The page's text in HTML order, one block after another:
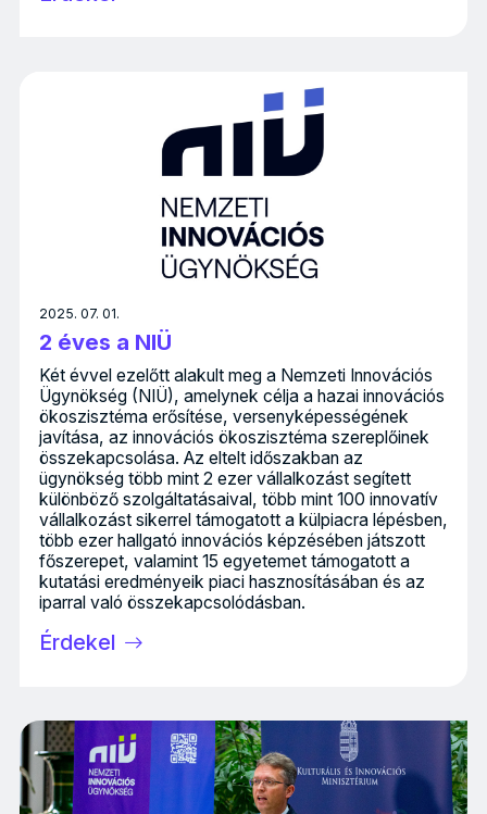
2025. 07. 01.
2 éves a NIÜ
Két évvel ezelőtt alakult meg a Nemzeti Innovációs
Ügynökség (NIÜ), amelynek célja a hazai innovációs
ökoszisztéma erősítése, versenyképességének
javítása, az innovációs ökoszisztéma szereplőinek
összekapcsolása. Az eltelt időszakban az
ügynökség több mint 2 ezer vállalkozást segített
különböző szolgáltatásaival, több mint 100 innovatív
vállalkozást sikerrel támogatott a külpiacra lépésben,
több ezer hallgató innovációs képzésében játszott
főszerepet, valamint 15 egyetemet támogatott a
kutatási eredményeik piaci hasznosításában és az
iparral való összekapcsolódásban.
Érdekel